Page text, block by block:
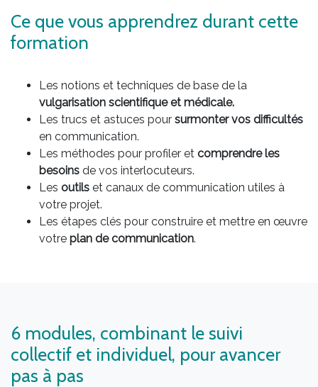
Ce que vous apprendrez durant cette
formation
Les notions et techniques de base de la
vulgarisation scientifique et médicale.
Les trucs et astuces pour surmonter vos difficultés
en communication.
Les méthodes pour profiler et comprendre les
besoins de vos interlocuteurs.
Les outils et canaux de communication utiles à
votre projet.
Les étapes clés pour construire et mettre en œuvre
votre plan de communication.
6 modules, combinant le suivi
collectif et individuel, pour avancer
pas à pas